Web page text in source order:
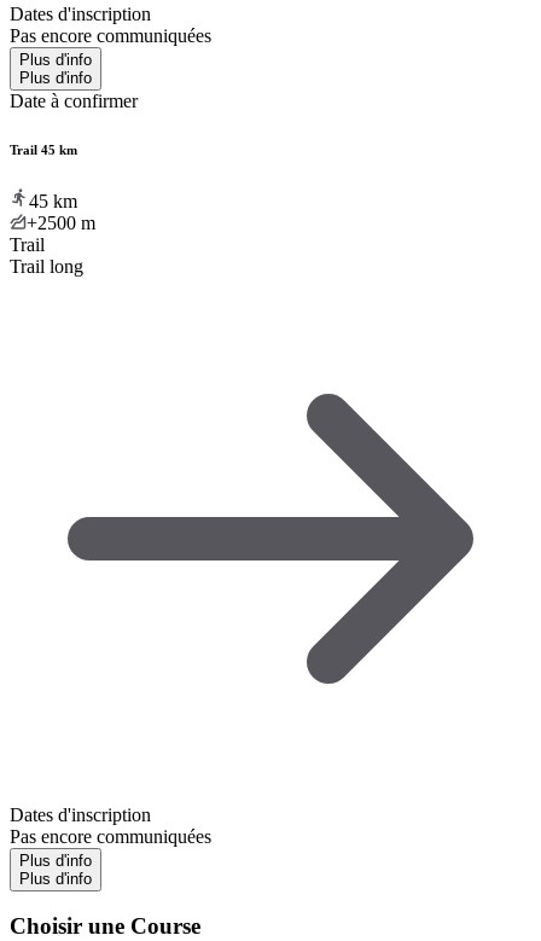
Dates d'inscription
Pas encore communiquées
Plus d'info
Plus d'info
Date à confirmer
Trail 45 km
45 km
+2500 m
Trail
Trail long
Dates d'inscription
Pas encore communiquées
Plus d'info
Plus d'info
Choisir une Course